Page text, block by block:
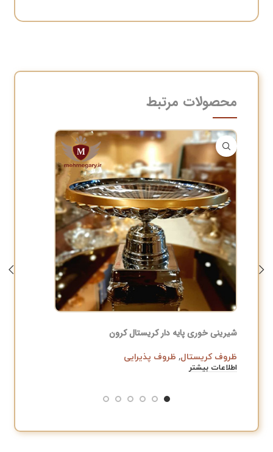
محصولات مرتبط
شیرینی خوری پایه دار کریستال کرون
ظروف کریستال, ظروف پذیرایی
اطلاعات بیشتر